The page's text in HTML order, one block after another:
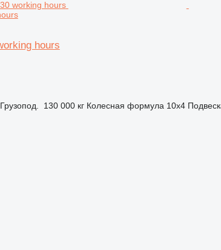
hours
Грузопод. 130 000 кг Колесная формула 10x4